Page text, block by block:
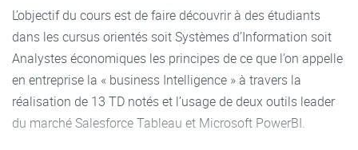
L’objectif du cours est de faire découvrir à des étudiants
dans les cursus orientés soit Systèmes d’Information soit
Analystes économiques les principes de ce que l’on appelle
en entreprise la « business Intelligence » à travers la
réalisation de 13 TD notés et l’usage de deux outils leader
du marché Salesforce Tableau et Microsoft PowerBI.